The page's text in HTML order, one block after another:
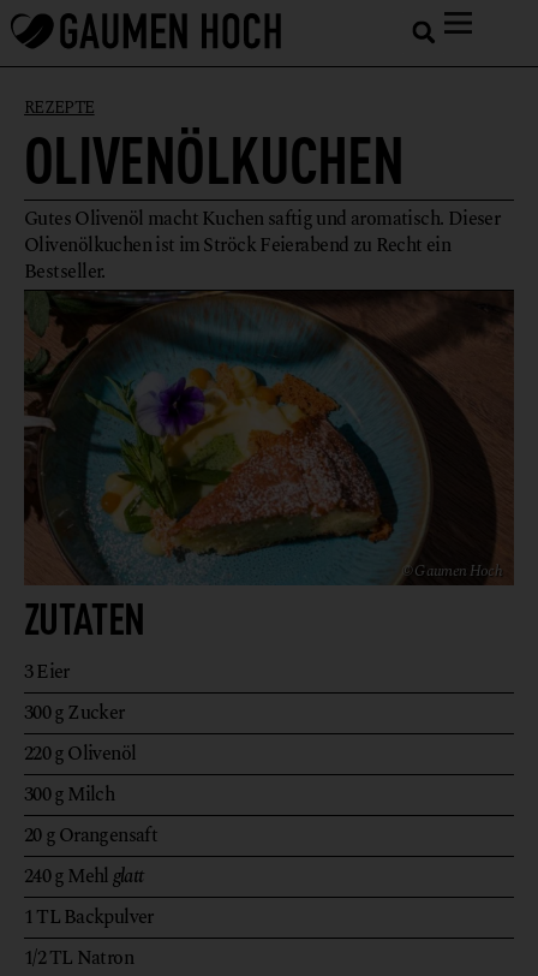
REZEPTE
OLIVENÖLKUCHEN
Gutes Olivenöl macht Kuchen saftig und aromatisch. Dieser
Olivenölkuchen ist im Ströck Feierabend zu Recht ein
Bestseller.
© Gaumen Hoch
ZUTATEN
3Eier
300gZucker
220gOlivenöl
300gMilch
20gOrangensaft
240gMehlglatt
1 TL Backpulver
1/2TL Natron